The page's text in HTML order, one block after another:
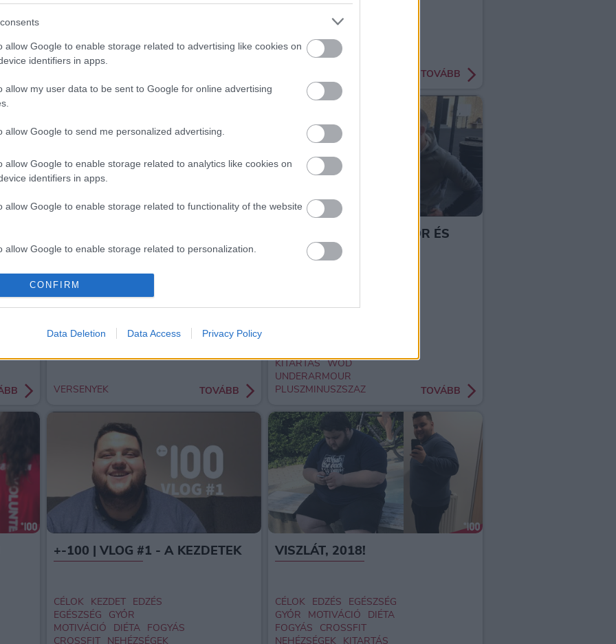
allow Google to enable storage related to advertising like cookies on
identifiers in apps.
allow my user data to be sent to Google for online advertising
allow Google to send me personalized advertising.
allow Google to enable storage related to analytics like cookies on
identifiers in apps.
allow Google to enable storage related to functionality of the website
allow Google to enable storage related to personalization.
allow Google to enable storage related to security, including
functionality and fraud prevention, and other user protection.
CONFIRM
Data Deletion Data Access Privacy Policy
MOTIVÁCIÓ
DIÉTA FOGYÁS
CROSSFIT
CSIRKE CÉLOK
EGÉSZSÉG
CROSSFIT
NEHÉZSÉGEK
KITARTÁS
TOVÁBB
WINTER SPARTAN SPRINT @
VERSENYEK TOVÁBB
+-100 | VLOG #2 - AKKOR ÉS
MOST
EDZÉS EGÉSZSÉG
KITARTÁS WOD
UNDERARMOUR
PLUSZMINUSZSZAZ
TOVÁBB
+-100 | VLOG #1 - A KEZDETEK
CÉLOK KEZDET EDZÉS
EGÉSZSÉG
GYŐR
MOTIVÁCIÓ
DIÉTA FOGYÁS
CROSSFIT NEHÉZSÉGEK
VISZLÁT, 2018!
CÉLOK EDZÉS
EGÉSZSÉG
GYŐR
MOTIVÁCIÓ
DIÉTA
FOGYÁS
CROSSFIT
NEHÉZSÉGEK KITARTÁS